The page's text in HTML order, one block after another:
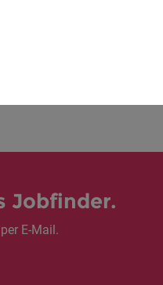
Jobfinder.
E-Mail.